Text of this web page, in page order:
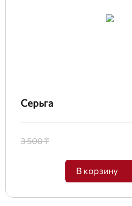
Серьга
3 500 ₸
В корзину